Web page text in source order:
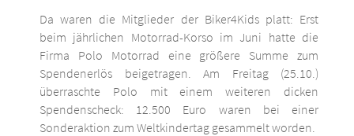
Da waren die Mitglieder der Biker4Kids platt: Erst
beim jährlichen Motorrad-Korso im Juni hatte die
Firma Polo Motorrad eine größere Summe zum
Spendenerlös beigetragen. Am Freitag (25.10.)
überraschte Polo mit einem weiteren dicken
Spendenscheck: 12.500 Euro waren bei einer
Sonderaktion zum Weltkindertag gesammelt worden.